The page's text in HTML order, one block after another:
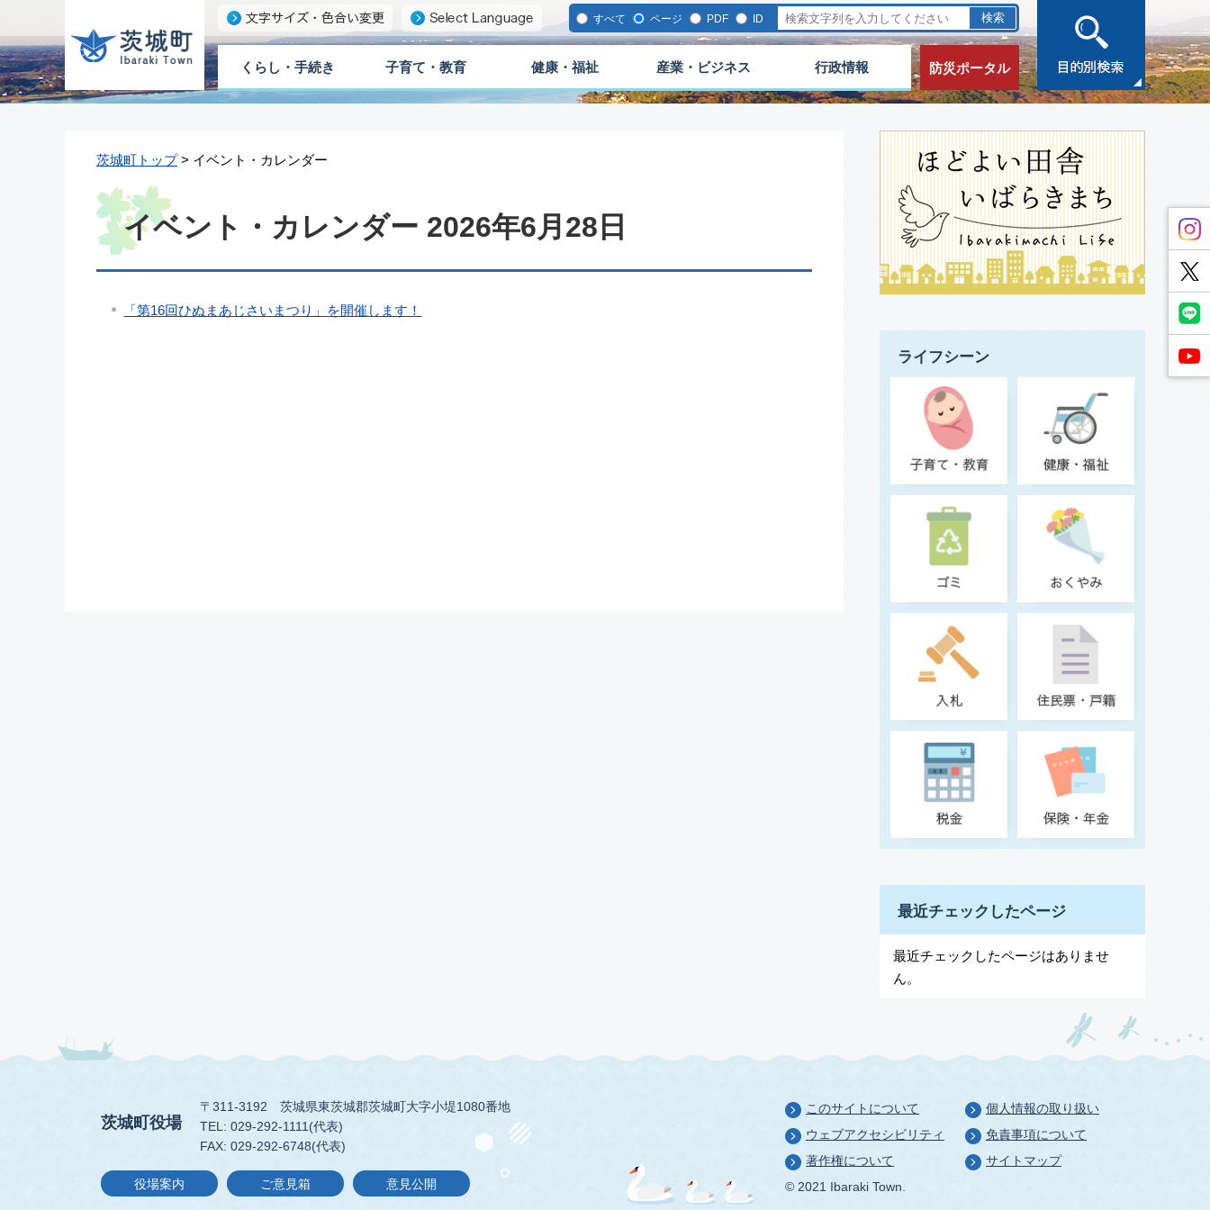
すべて ページ PDF ID
くらし・手続き 子育て・教育 健康・福祉 産業・ビジネス 行政情報 防災ポータル
茨城町トップ> イベント・カレンダー
イベント・カレンダー 2026年6月28日
「第16回ひぬまあじさいまつり」を開催します！
ライフシーン
最近チェックしたページ
最近チェックしたページはありませ
ん。
茨城町役場
〒311-3192
茨城県東茨城郡茨城町大字小堤1080番地
TEL: 029-292-1111(代表)
FAX: 029-292-6748(代表)
役場案内 ご意見箱 意見公開
このサイトについて
個人情報の取り扱い
ウェブアクセシビリティ
免責事項について
著作権について
サイトマップ
© 2021 Ibaraki Town.